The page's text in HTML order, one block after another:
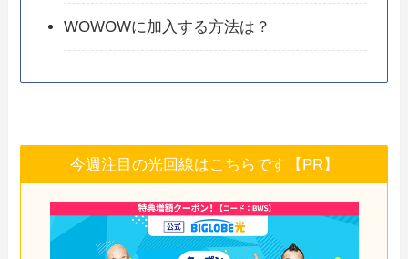
WOWOWに加入する方法は？
今週注目の光回線はこちらです【PR】